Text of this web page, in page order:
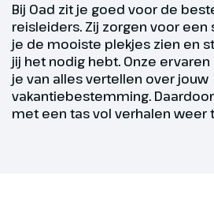
Bij Oad zit je goed voor de
reisleiders. Zij zorgen voor een
je de mooiste plekjes zien en
jij het nodig hebt. Onze
je van alles vertellen over jouw
vakantiebestemming.
met een tas vol verhalen weer